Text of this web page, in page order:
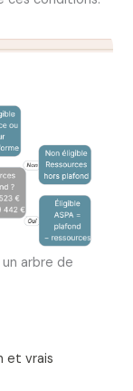
arbre de
et vrais